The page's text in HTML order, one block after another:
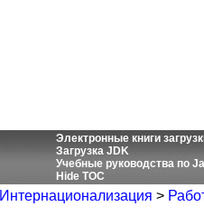
Электронные книги
Загрузка JDK
Учебные руководства по
Hide TOC
Интернационализация >